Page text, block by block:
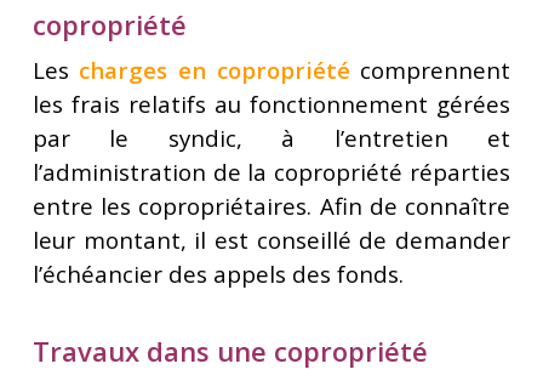
copropriété
Les charges en copropriété comprennent
les frais relatifs au fonctionnement gérées
par le syndic, à l’entretien et
l’administration de la copropriété réparties
entre les copropriétaires. Afin de connaître
leur montant, il est conseillé de demander
l’échéancier des appels des fonds.
Travaux dans une copropriété